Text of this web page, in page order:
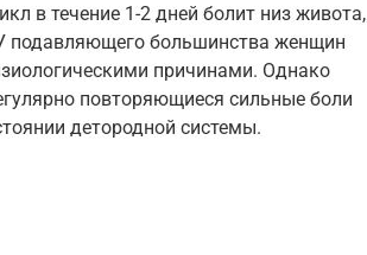
в течение 1-2 дней болит низ живота,
подавляющего большинства женщин
причинами. Однако
повторяющиеся сильные боли
детородной системы.